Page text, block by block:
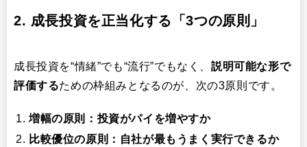
2. 成長投資を正当化する「3つの原則」
成長投資を“情緒”でも“流行”でもなく、​ 説明可能な形で
評価するための枠組みとなるのが、次の3原則です。
増幅の原則：投資がパイを増やすか
比較優位の原則：自社が最もうまく実行できるか